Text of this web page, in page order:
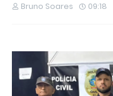
Bruno Soares 09:18